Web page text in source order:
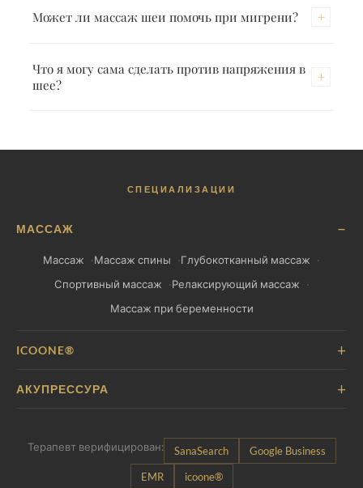
При острых симптомах я рекомендую вначале
еженедельные сеансы. Для профилактики –
одного массажа каждые 2–3 недели.
Может ли массаж шеи помочь при мигрени? +
Многие формы мигрени запускаются или
усиливаются напряжением в шее. Регулярный
Что я могу сама сделать против напряжения в
шее?
+
упражнения на растяжку шеи, эргономичное
профилактически.СПЕЦИАЛИЗАЦИИ
МАССАЖ −
Массаж Массаж спины
Глубокотканный массаж
Спортивный массаж
Релаксирующий массаж
Массаж при беременности
ICOONE® +
АКУПРЕССУРА +
Терапевт верифицирован: SanaSearch
Google Business
EMR
icoone®